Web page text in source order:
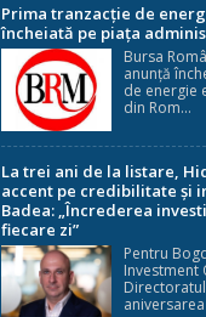
Prima tranzacție de
încheiată pe piața
Bursa
anunță
de energie
din Rom...
La trei ani de la listare,
accent pe credibilitate și
Badea: „Încrederea
fiecare zi”
Pentru
Investment